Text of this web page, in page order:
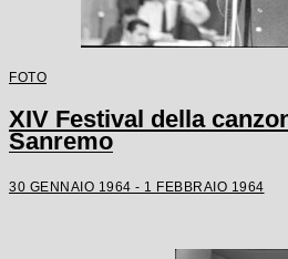
FOTO
XIV Festival della
Sanremo
30 GENNAIO 1964 - 1 FEBBRAIO 1964